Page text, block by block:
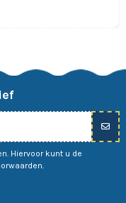
Hiervoor kunt u de